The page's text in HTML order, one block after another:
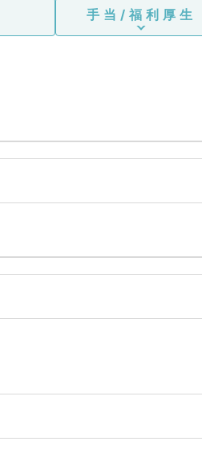
手当/福利厚生